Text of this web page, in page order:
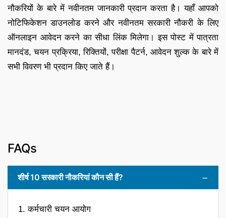
नौकरियों के बारे में नवीनतम जानकारी प्रदान करता है। यहाँ आपको
नोटिफिकेशन डाउनलोड करने और नवीनतम सरकारी नौकरी के लिए
ऑनलाइन आवेदन करने का सीधा लिंक मिलेगा। इस पोस्ट में पात्रता
मानदंड, चयन प्रक्रिया, रिक्तियों, परीक्षा पैटर्न, आवेदन शुल्क के बारे में
सभी विवरण भी प्रदान किए जाते हैं।
FAQs
शीर्ष 10 सरकारी नौकरियां कौन सी हैं?
1. कर्मचारी चयन आयोग